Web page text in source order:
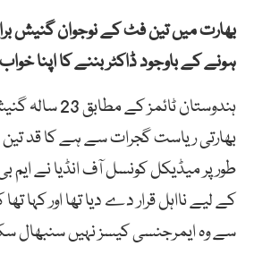
بھارت میں تین فٹ کے نوجوان گنیش
ہونے کے باوجود ڈاکٹر بننے کا اپنا خواب
ہندوستان ٹائمز
بھارتی ریاست گجرات سے ہے کا قد تین
طور پر میڈیکل کونسل آف انڈیا نے
کے لیے نااہل قرار دے دیا تھا اور کہا
سے وہ ایمرجنسی کیسز نہیں سنبھال